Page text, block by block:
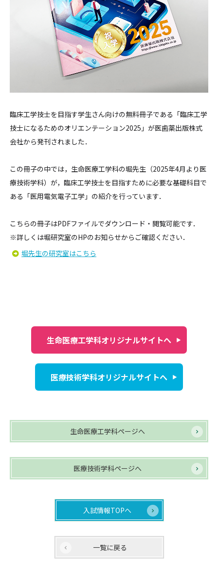
臨床工学技士を目指す学生さん向けの無料冊子である「臨床工学
技士になるためのオリエンテーション2025」が医歯薬出版株式
会社から発刊されました．
この冊子の中では，生命医療工学科の堀先生（2025年4月より医
療技術学科）が，臨床工学技士を目指すために必要な基礎科目で
ある「医用電気電子工学」の紹介を行っています．
こちらの冊子はPDFファイルでダウンロード・閲覧可能です．
※詳しくは堀研究室のHPのお知らせからご確認ください．
堀先生の研究室はこちら
生命医療工学科オリジナルサイトへ
医療技術学科オリジナルサイトへ
生命医療工学科ページへ
医療技術学科ページへ
入試情報TOPへ
一覧に戻る